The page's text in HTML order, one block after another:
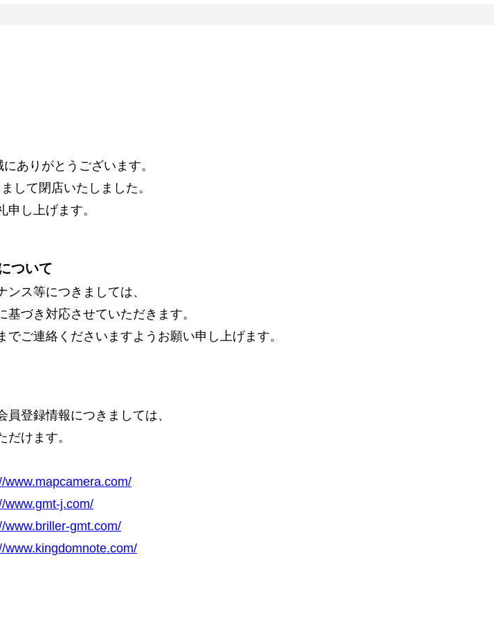
ありがとうございます。
して閉店いたしました。
し上げます。
ついて
ス等につきましては、
づき対応させていただきます。
ご連絡くださいますようお願い申し上げます。
登録情報につきましては、
けます。
www.mapcamera.com/
www.gmt-j.com/
www.briller-gmt.com/
www.kingdomnote.com/